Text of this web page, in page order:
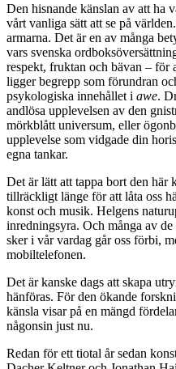
Den hisnande känslan av att ha
vårt vanliga sätt att se på
armarna. Det är en av många
vars svenska
respekt, fruktan och bävan – för
ligger begrepp som förundran
psykologiska innehållet i awe.
andlösa upplevelsen av den
mörkblått universum, eller
upplevelse som vidgade din
egna tankar.
Det är lätt att tappa bort den här
tillräckligt länge för att låta oss
konst och musik. Helgens
inredningsyra. Och många av
sker i vår vardag går oss förbi,
mobiltelefonen.
Det är kanske dags att skapa
hänföras. För den ökande
känsla visar på en mängd
någonsin just nu.
Redan för ett tiotal år sedan